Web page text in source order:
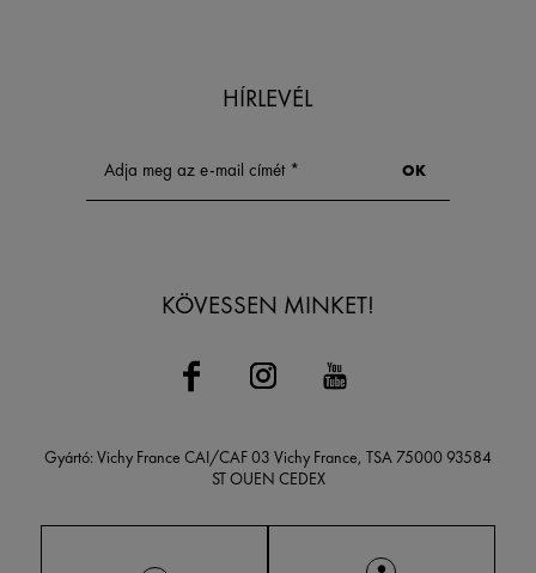
HÍRLEVÉL
KÖVESSEN MINKET!
Gyártó: Vichy France CAI/CAF 03 Vichy France, TSA 75000 93584
ST OUEN CEDEX